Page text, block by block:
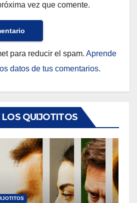
vez que comente.
para reducir el spam. Aprende
datos de tus comentarios.
LOS QUIJOTITOS